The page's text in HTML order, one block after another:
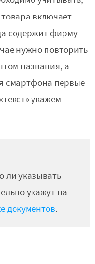
включает
содержит фирму-
нужно повторить
названия, а
смартфона первые
укажем –
ли указывать
укажут на
документов.